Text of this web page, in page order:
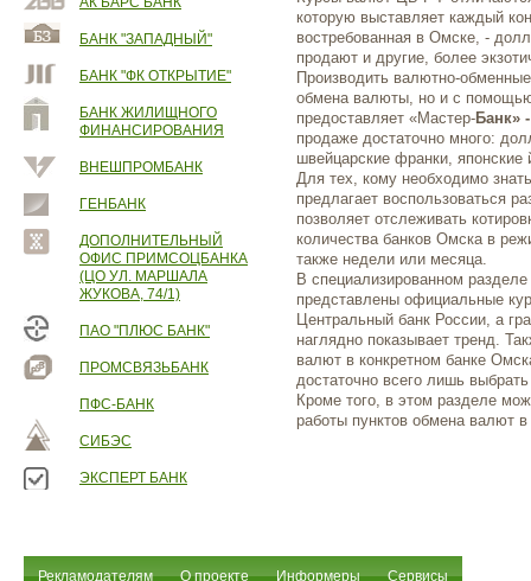
БАНК "ЗАПАДНЫЙ"
БАНК "ФК ОТКРЫТИЕ"
БАНК ЖИЛИЩНОГО
ФИНАНСИРОВАНИЯ
ВНЕШПРОМБАНК
ГЕНБАНК
ДОПОЛНИТЕЛЬНЫЙ
ОФИС ПРИМСОЦБАНКА
(ЦО УЛ. МАРШАЛА
ЖУКОВА, 74/1)
ПАО "ПЛЮС БАНК"
ПРОМСВЯЗЬБАНК
ПФС-БАНК
СИБЭС
ЭКСПЕРТ БАНК
которую выставляет каждый
востребованная в Омске, -
продают и другие, более
Производить валютно-
обмена валюты, но и с
предоставляет «Мастер-Банк»
продаже достаточно много:
швейцарские франки, японские
Для тех, кому необходимо
предлагает воспользоваться
позволяет отслеживать
количества банков Омска в
также недели или месяца.
В специализированном
представлены официальные
Центральный банк России, а
наглядно показывает тренд.
валют в конкретном банке
достаточно всего лишь
Кроме того, в этом разделе
работы пунктов обмена валют
Рекламодателям О проекте Информеры Сервисы